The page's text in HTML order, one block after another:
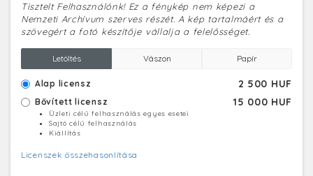
Tisztelt Felhasználónk! Ez a fénykép nem képezi a
Nemzeti Archívum szerves részét. A kép tartalmáért és a
szövegért a fotó készítője vállalja a felelősséget.
Letöltés Vászon Papír
Alap licensz 2 500 HUF
Bővített licensz 15 000 HUF
Üzleti célú felhasználás egyes esetei
Sajtó célú felhasználás
Kiállítás
Licenszek összehasonlítása